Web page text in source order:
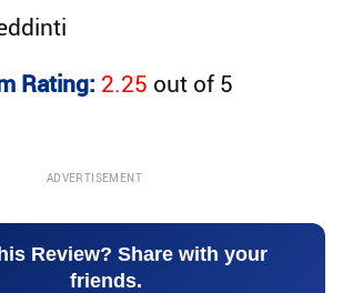
Rating: 2.25 out of5
ADVERTISEMENT
Review? Share with your
friends.